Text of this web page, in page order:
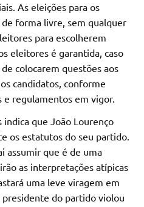
As eleições para os
forma livre, sem qualquer
para escolherem
eleitores é garantida, caso
colocarem questões aos
candidatos, conforme
e regulamentos em vigor.
que João Lourenço
os estatutos do seu partido.
assumir que é de uma
as interpretações atípicas
uma leve viragem em
do partido violou